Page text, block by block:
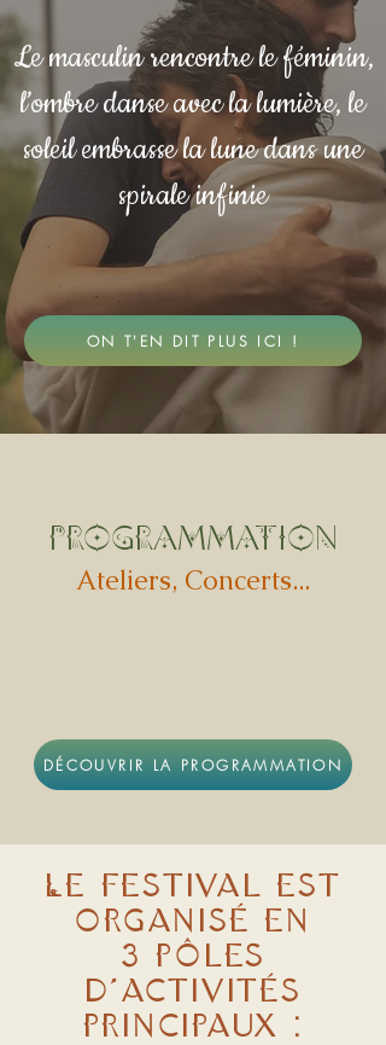
Le masculin rencontre le féminin,
l’ombre danse avec la lumière, le
soleil embrasse la lune dans une
spirale infinie
ON T'EN DIT PLUS ICI !
PROGRAMMATION
Ateliers, Concerts...
DÉCOUVRIR LA PROGRAMMATION
Le festival est
organisé en
3 pôles
d’activités
principaux :